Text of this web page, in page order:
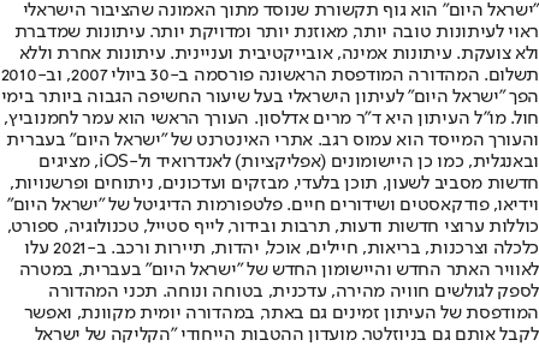
"ישראל היום" הוא גוף תקשורת שנוסד מתוך האמונה שהציבור הישראלי
ראוי לעיתונות טובה יותר, מאוזנת יותר ומדויקת יותר. עיתונות שמדברת
ולא צועקת. עיתונות אמינה, אובייקטיבית ועניינית. עיתונות אחרת וללא
תשלום. המהדורה המודפסת הראשונה פורסמה ב-30 ביולי 2007, וב-2010
הפך "ישראל היום" לעיתון הישראלי בעל שיעור החשיפה הגבוה ביותר בימי
חול. מו"ל העיתון היא ד"ר מרים אדלסון. העורך הראשי הוא עמר לחמנוביץ,
והעורך המייסד הוא עמוס רגב. אתרי האינטרנט של "ישראל היום" בעברית
ובאנגלית, כמו כן היישומונים (אפליקציות) לאנדרואיד ול-iOS, מציגים
חדשות מסביב לשעון, תוכן בלעדי, מבזקים ועדכונים, ניתוחים ופרשנויות,
וידיאו, פודקאסטים ושידורים חיים. פלטפורמות הדיגיטל של "ישראל היום"
כוללות ערוצי חדשות ודעות, תרבות ובידור, לייף סטייל, טכנולוגיה, ספורט,
כלכלה וצרכנות, בריאות, חיילים, אוכל, יהדות, תיירות ורכב. ב-2021 עלו
לאוויר האתר החדש והיישומון החדש של "ישראל היום" בעברית, במטרה
לספק לגולשים חוויה מהירה, עדכנית, בטוחה ונוחה. תכני המהדורה
המודפסת של העיתון זמינים גם באתר, במהדורה יומית מקוונת, ואפשר
לקבל אותם גם בניוזלטר. מועדון ההטבות הייחודי "הקליקה של ישראל